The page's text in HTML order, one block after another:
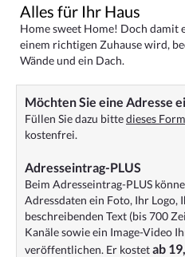
Alles für Ihr Haus
Home sweet Home! Doch damit
einem richtigen Zuhause wird,
Wände und ein Dach.
Möchten Sie eine Adresse
Füllen Sie dazu bittedieses
kostenfrei.
Adresseintrag-PLUS
Beim Adresseintrag-PLUS
Adressdaten ein Foto, Ihr Logo,
beschreibenden Text (bis 700
Kanäle sowie ein Image-Video
veröffentlichen. Er kostetab